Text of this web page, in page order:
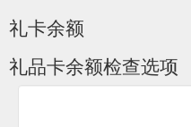
礼卡余额
礼品卡余额检查选项